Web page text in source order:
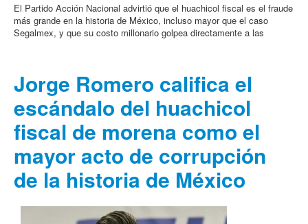
El Partido Acción Nacional advirtió que el huachicol fiscal es el fraude
más grande en la historia de México, incluso mayor que el caso
Segalmex, y que su costo millonario golpea directamente a las
Jorge Romero califica el
escándalo del huachicol
fiscal de morena como el
mayor acto de corrupción
de la historia de México